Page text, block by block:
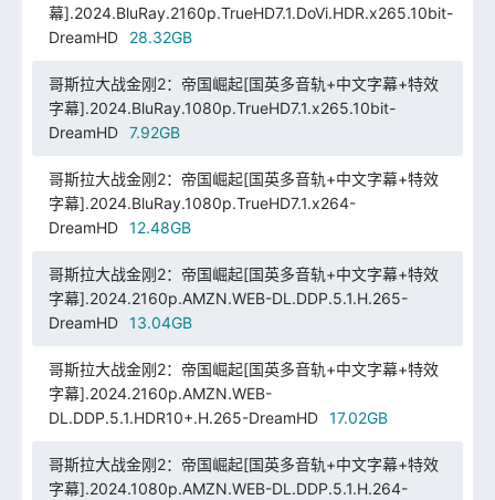
幕].2024.BluRay.2160p.TrueHD7.1.DoVi.HDR.x265.10bit-
DreamHD
28.32GB
哥斯拉大战金刚2：帝国崛起[国英多音轨+中文字幕+特效
字幕].2024.BluRay.1080p.TrueHD7.1.x265.10bit-
DreamHD
7.92GB
哥斯拉大战金刚2：帝国崛起[国英多音轨+中文字幕+特效
字幕].2024.BluRay.1080p.TrueHD7.1.x264-
DreamHD
12.48GB
哥斯拉大战金刚2：帝国崛起[国英多音轨+中文字幕+特效
字幕].2024.2160p.AMZN.WEB-DL.DDP.5.1.H.265-
DreamHD
13.04GB
哥斯拉大战金刚2：帝国崛起[国英多音轨+中文字幕+特效
字幕].2024.2160p.AMZN.WEB-
DL.DDP.5.1.HDR10+.H.265-DreamHD
17.02GB
哥斯拉大战金刚2：帝国崛起[国英多音轨+中文字幕+特效
字幕].2024.1080p.AMZN.WEB-DL.DDP.5.1.H.264-